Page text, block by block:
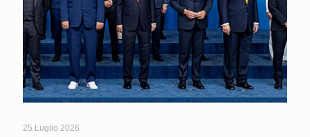
25 Luglio 2026